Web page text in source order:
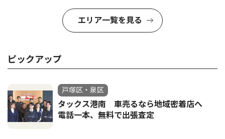
エリア一覧を見る
ピックアップ
戸塚区・泉区
タックス港南 車売るなら地域密着店へ
電話一本、無料で出張査定